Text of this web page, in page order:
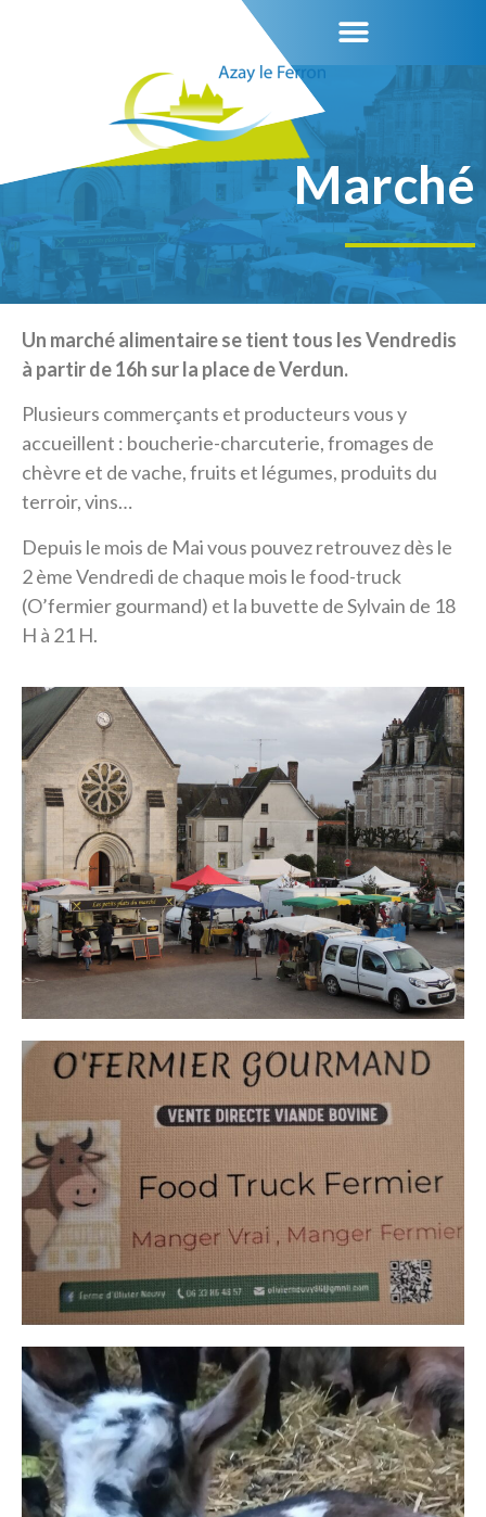
Marché
Un marché alimentaire se tient tous les Vendredis
à partir de 16h sur la place de Verdun.
Plusieurs commerçants et producteurs vous y
accueillent : boucherie-charcuterie, fromages de
chèvre et de vache, fruits et légumes, produits du
terroir, vins…
Depuis le mois de Mai vous pouvez retrouvez dès le
2 ème Vendredi de chaque mois le food-truck
(O’fermier gourmand) et la buvette de Sylvain de 18
H à 21 H.